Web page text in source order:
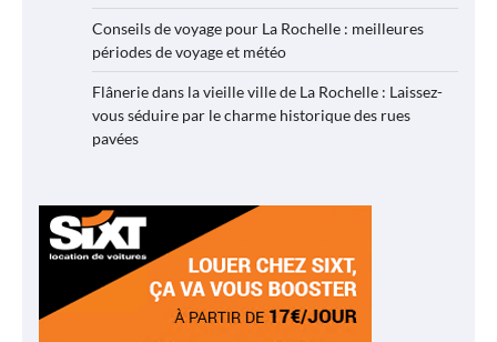
Conseils de voyage pour La Rochelle : meilleures
périodes de voyage et météo
Flânerie dans la vieille ville de La Rochelle : Laissez-
vous séduire par le charme historique des rues
pavées